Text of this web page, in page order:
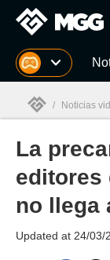
MGG
MGG
/ Noticias
La
editores
no llega
Updated at 24/03/